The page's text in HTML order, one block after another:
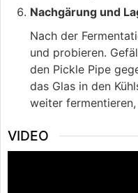
Nachgärung und
Nach der
und probieren.
den Pickle Pipe
das Glas in den
weiter
VIDEO